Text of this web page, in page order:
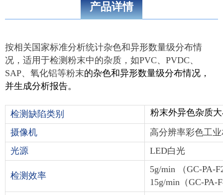
产品详情
按相关国家标准分析统计杂色和异形数量级分布情
况，适用于检测粉末中的杂质，如PVC、PVDC、
SAP、氧化铝等粉末的杂色和异形数量级分布情况，
并生成分析报告。
检测缺陷类别
粉末外异色杂质
摄像机
高分辨率彩色工
光源
LED白光
检测效率
5g/min （GC-PA-
15g/min（GC-PA-